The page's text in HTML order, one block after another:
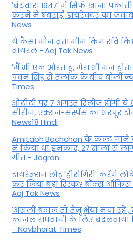
'बंटवारा 1947' में सिर्फ खाना पकाती
करने में घबराईं, डायरेक्टर का
News
ये कैसा मौन व्रत! मीम किंग रवि
वायरल - Aaj Tak News
'मैं भी एक औरत हूं, मेरा भी मन
पवन सिंह से तलाक के बीच बोलीं
Times
ओटीटी पर 7 अगस्त रिलीज होंगी
सीरीज, एक्शन-सस्पेंस का भरपूर
News18 Hindi
Amitabh Bachchan के कल्ट
ने किया था इनकार, 27 सालों से
गीत - Jagran
डायरेक्शन छोड़ 'हीरोगिरी' करेंगे
कर लिया बड़ा रिस्क? बॉक्स
Aaj Tak News
'असली बवाल तो तेजू भैया मचा रहे',
काजल राघवानी के लिए बदलवाया
- Navbharat Times